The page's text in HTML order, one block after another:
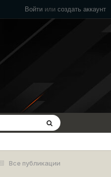
Войти или создать аккаунт
Все публикации